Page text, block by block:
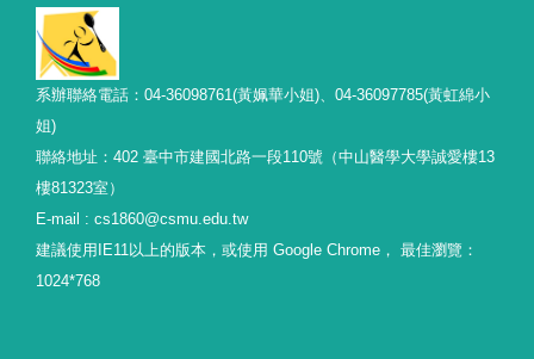
系辦聯絡電話：04-36098761(黃姵華小姐)、04-36097785(黃虹綿小
姐)
聯絡地址：402 臺中市建國北路一段110號（中山醫學大學誠愛樓13
樓81323室）
E-mail : cs1860@csmu.edu.tw
建議使用IE11以上的版本，或使用 Google Chrome， 最佳瀏覽：
1024*768